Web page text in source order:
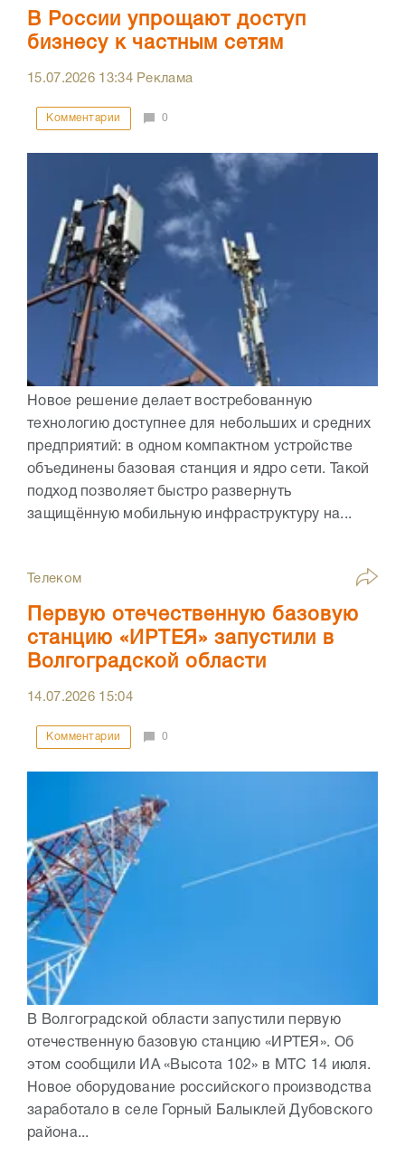
В России упрощают доступ
бизнесу к частным сетям
15.07.2026 13:34Реклама
Комментарии 0
Новое решение делает востребованную
технологию доступнее для небольших и средних
предприятий: в одном компактном устройстве
объединены базовая станция и ядро сети. Такой
подход позволяет быстро развернуть
защищённую мобильную инфраструктуру на...
Телеком
Первую отечественную базовую
станцию «ИРТЕЯ» запустили в
Волгоградской области
14.07.2026 15:04
Комментарии 0
В Волгоградской области запустили первую
отечественную базовую станцию «ИРТЕЯ». Об
этом сообщили ИА «Высота 102» в МТС 14 июля.
Новое оборудование российского производства
заработало в селе Горный Балыклей Дубовского
района...